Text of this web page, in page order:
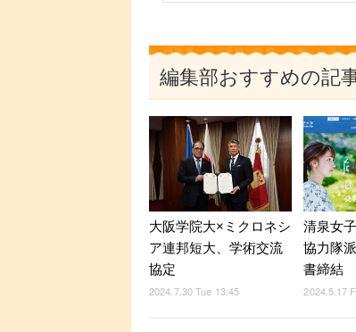
編集部おすすめの記
大阪学院大×ミクロネシ
ア連邦短大、学術交流
協定
2024.7.30 Tue 13:45
清泉女
協力隊
書締結
2024.5.17